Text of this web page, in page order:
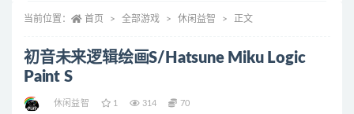
当前位置： 首页 全部游戏 休闲益智 正文
初音未来逻辑绘画S/Hatsune Miku Logic
Paint S
休闲益智 1 314 70